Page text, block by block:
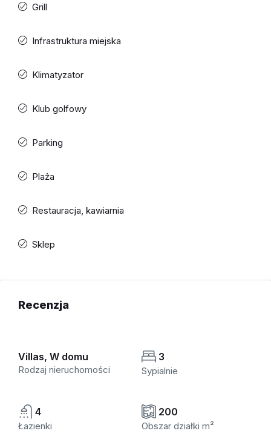
Grill
Infrastruktura miejska
Klimatyzator
Klub golfowy
Parking
Plaża
Restauracja, kawiarnia
Sklep
Recenzja
Villas, W domu
Rodzaj nieruchomości
3
Sypialnie
4
Łazienki
200
Obszar działki m²